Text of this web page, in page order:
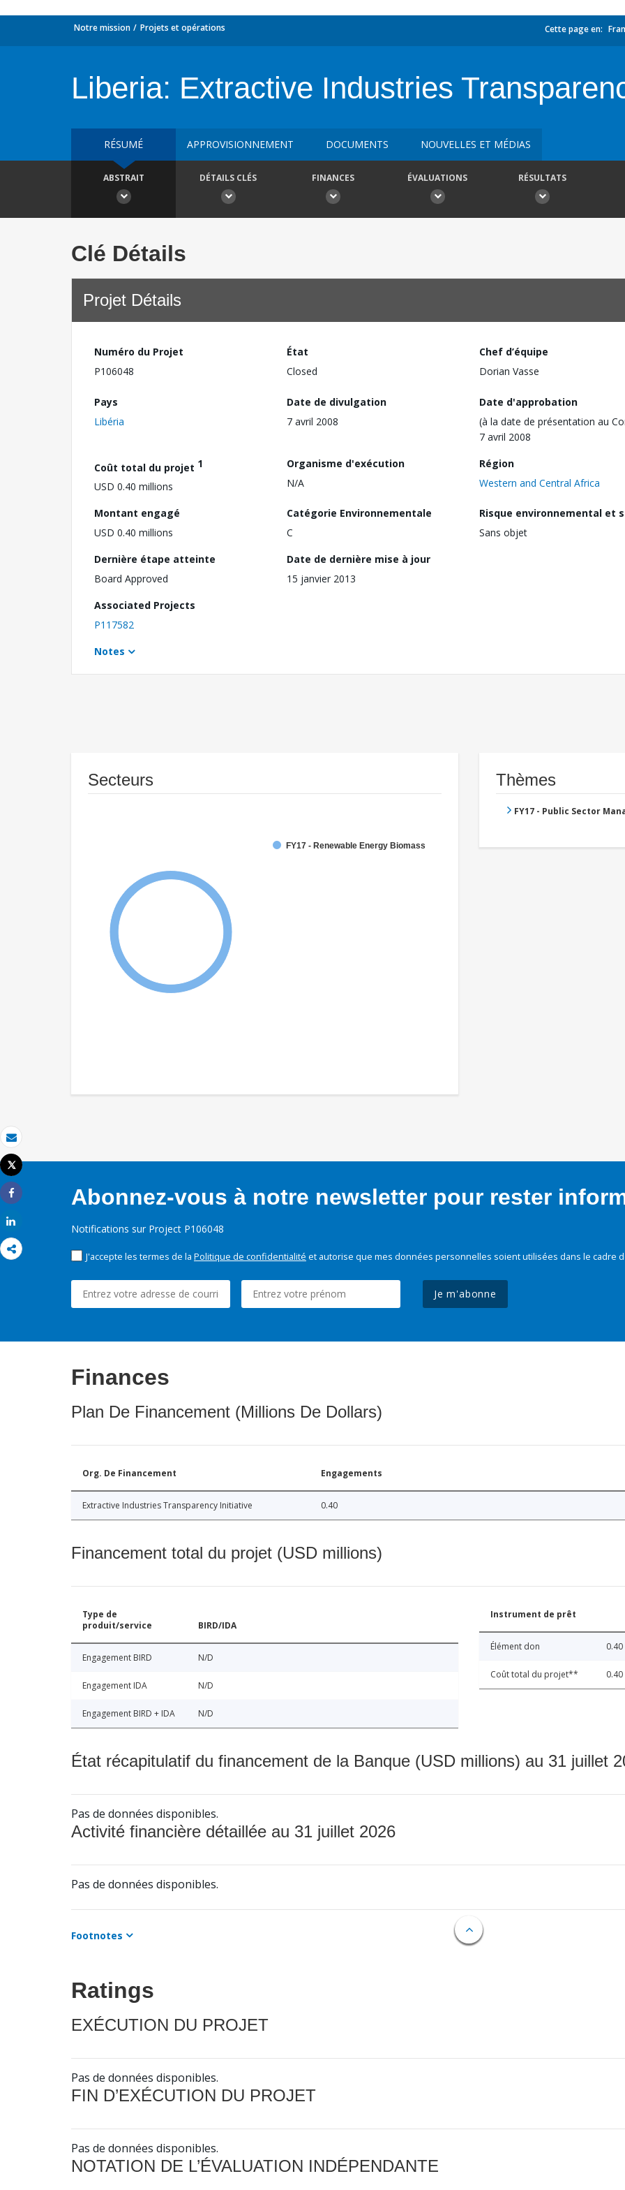
Email
Imprimer
Tweet
Share
Notre mission Projets et opérations Cette page en:
Liberia: Extractive Industries
RÉSUMÉ APPROVISIONNEMENT DOCUMENTS NOUVELLES ET MÉDIAS
ABSTRAIT DÉTAILS CLÉS FINANCES ÉVALUATIONS RÉSULTATS
Clé Détails
Projet Détails
Numéro du Projet
P106048
État
Closed
Chef d’équipe
Dorian Vasse
Pays
Libéria
Date de divulgation
7 avril 2008
Date d'approbation
(à la date de présentation au
7 avril 2008
Coût total du projet 1
USD 0.40 millions
Organisme d'exécution
N/A
Région
Western and Central Africa
Montant engagé
USD 0.40 millions
Catégorie Environnementale
C
Risque environnemental et
Sans objet
Dernière étape atteinte
Board Approved
Date de dernière mise à jour
15 janvier 2013
Associated Projects
P117582
Notes
Secteurs
FY17 - Renewable Energy Biomass
Thèmes
FY17 - Public Sector
Abonnez-vous à notre newsletter pour rester
Notifications sur Project P106048
J'accepte les termes de la Politique de confidentialité et autorise que mes données personnelles soient utilisées dans le cadre
Je m'abonne
Finances
Plan De Financement (Millions De Dollars)
Org. De Financement Engagements
Extractive Industries Transparency Initiative 0.40
Financement total du projet (USD millions)
Type de
produit/service
BIRD/IDA
Engagement BIRD N/D
Engagement IDA N/D
Engagement BIRD + IDA N/D
Instrument de prêt
Élément don 0.40
Coût total du projet** 0.40
État récapitulatif du financement de la Banque (USD millions) au 31 juillet
Pas de données disponibles.
Activité financière détaillée au 31 juillet 2026
Pas de données disponibles.
Footnotes
Ratings
EXÉCUTION DU PROJET
Pas de données disponibles.
FIN D’EXÉCUTION DU PROJET
Pas de données disponibles.
NOTATION DE L’ÉVALUATION INDÉPENDANTE